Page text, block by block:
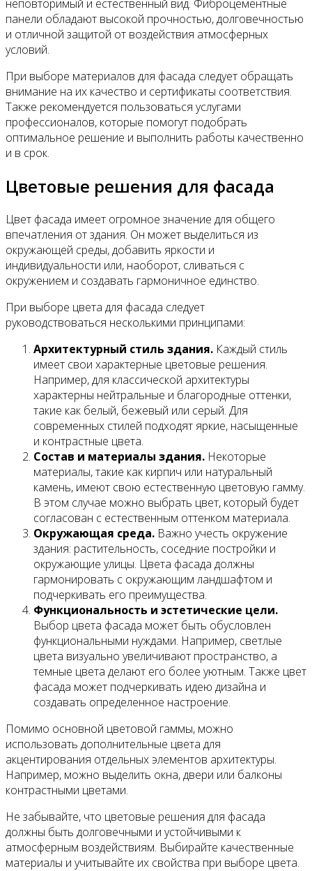
неповторимый и естественный вид. Фиброцементные
панели обладают высокой прочностью, долговечностью
и отличной защитой от воздействия атмосферных
условий.
При выборе материалов для фасада следует обращать
внимание на их качество и сертификаты соответствия.
Также рекомендуется пользоваться услугами
профессионалов, которые помогут подобрать
оптимальное решение и выполнить работы качественно
и в срок.
Цветовые решения для фасада
Цвет фасада имеет огромное значение для общего
впечатления от здания. Он может выделиться из
окружающей среды, добавить яркости и
индивидуальности или, наоборот, сливаться с
окружением и создавать гармоничное единство.
При выборе цвета для фасада следует
руководствоваться несколькими принципами:
Архитектурный стиль здания. Каждый стиль
имеет свои характерные цветовые решения.
Например, для классической архитектуры
характерны нейтральные и благородные оттенки,
такие как белый, бежевый или серый. Для
современных стилей подходят яркие, насыщенные
и контрастные цвета.
Состав и материалы здания. Некоторые
материалы, такие как кирпич или натуральный
камень, имеют свою естественную цветовую гамму.
В этом случае можно выбрать цвет, который будет
согласован с естественным оттенком материала.
Окружающая среда. Важно учесть окружение
здания: растительность, соседние постройки и
окружающие улицы. Цвета фасада должны
гармонировать с окружающим ландшафтом и
подчеркивать его преимущества.
Функциональность и эстетические цели.
Выбор цвета фасада может быть обусловлен
функциональными нуждами. Например, светлые
цвета визуально увеличивают пространство, а
темные цвета делают его более уютным. Также цвет
фасада может подчеркивать идею дизайна и
создавать определенное настроение.
Помимо основной цветовой гаммы, можно
использовать дополнительные цвета для
акцентирования отдельных элементов архитектуры.
Например, можно выделить окна, двери или балконы
контрастными цветами.
Не забывайте, что цветовые решения для фасада
должны быть долговечными и устойчивыми к
атмосферным воздействиям. Выбирайте качественные
материалы и учитывайте их свойства при выборе цвета.